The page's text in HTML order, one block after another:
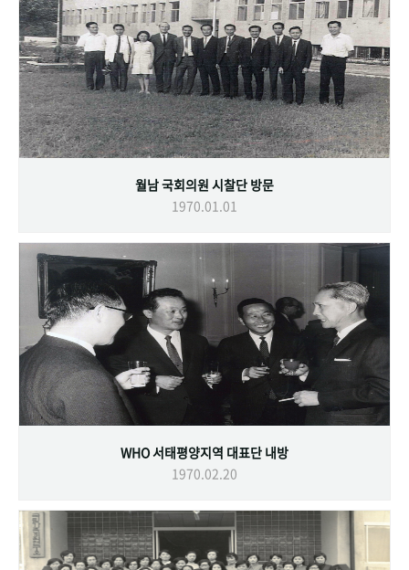
월남 국회의원 시찰단 방문
1970.01.01
WHO 서태평양지역 대표단 내방
1970.02.20